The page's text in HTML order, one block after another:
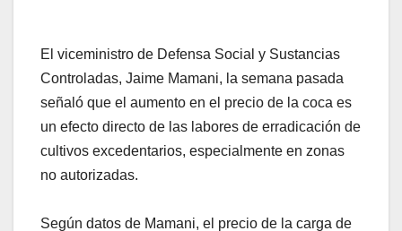
El viceministro de Defensa Social y Sustancias
Controladas, Jaime Mamani, la semana pasada
señaló que el aumento en el precio de la coca es
un efecto directo de las labores de erradicación de
cultivos excedentarios, especialmente en zonas
no autorizadas.
Según datos de Mamani, el precio de la carga de